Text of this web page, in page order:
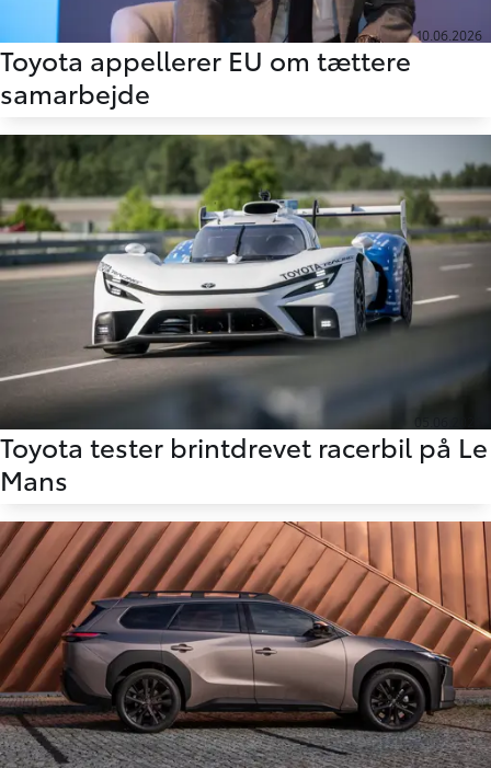
10.06.2026
Toyota appellerer EU om tættere
samarbejde
Toyota tester brintdrevet racerbil på Le
Mans